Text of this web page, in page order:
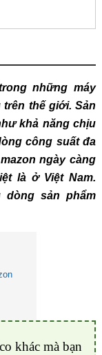
những máy
thế giới. Sản
khả năng chịu
công suất đa
ngày càng
là ở Việt Nam.
dòng sản phẩm
khác mà bạn